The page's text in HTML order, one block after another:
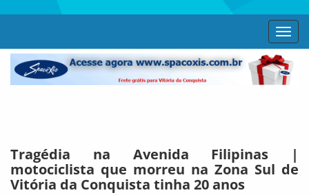
Tragédia na Avenida Filipinas |
motociclista que morreu na Zona Sul de
Vitória da Conquista tinha 20 anos